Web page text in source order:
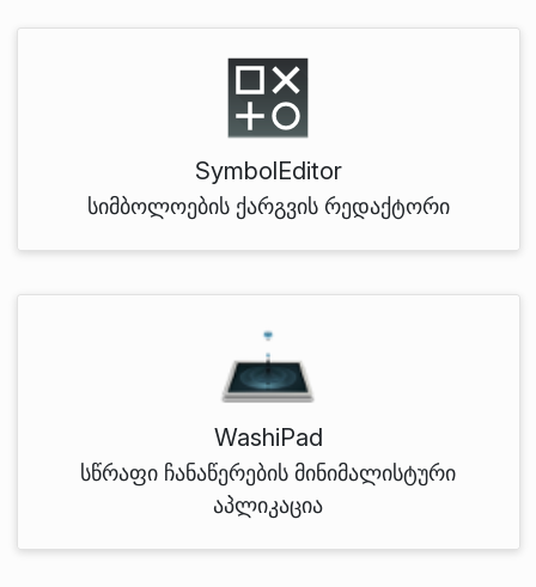
SymbolEditor
სიმბოლოების ქარგვის რედაქტორი
WashiPad
სწრაფი ჩანაწერების მინიმალისტური
აპლიკაცია